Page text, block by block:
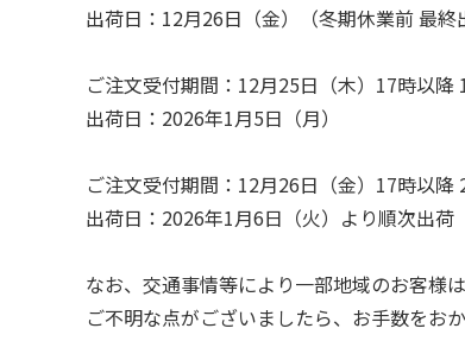
出荷日：12月26日（金）（冬期休業前 最終
ご注文受付期間：12月25日（木）17時以降
出荷日：2026年1月5日（月）
ご注文受付期間：12月26日（金）17時以
出荷日：2026年1月6日（火）より順次出荷
なお、交通事情等により一部地域のお客様
ご不明な点がございましたら、お手数をお